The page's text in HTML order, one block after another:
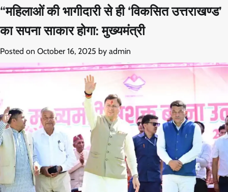
“महिलाओं की भागीदारी से ही ‘विकसित उत्तराखण्ड’
का सपना साकार होगा: मुख्यमंत्री
Posted on October 16, 2025 by admin